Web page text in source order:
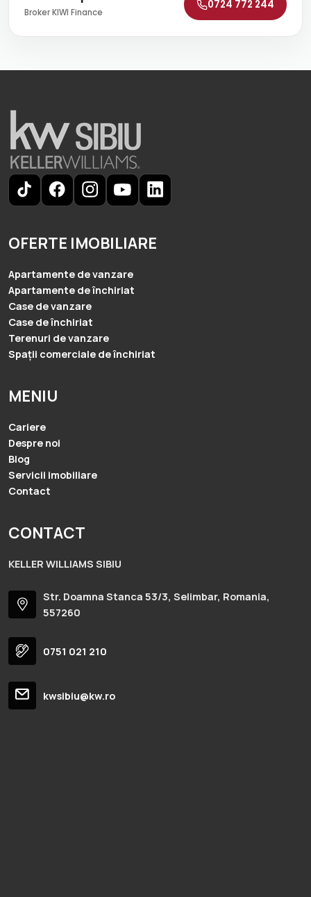
Broker KIWI Finance
0724 772 244
OFERTE IMOBILIARE
Apartamente de vanzare
Apartamente de închiriat
Case de vanzare
Case de închiriat
Terenuri de vanzare
Spații comerciale de închiriat
MENIU
Cariere
Despre noi
Blog
Servicii imobiliare
Contact
CONTACT
KELLER WILLIAMS SIBIU
Str. Doamna Stanca 53/3, Selimbar, Romania,
557260
0751 021 210
kwsibiu@kw.ro